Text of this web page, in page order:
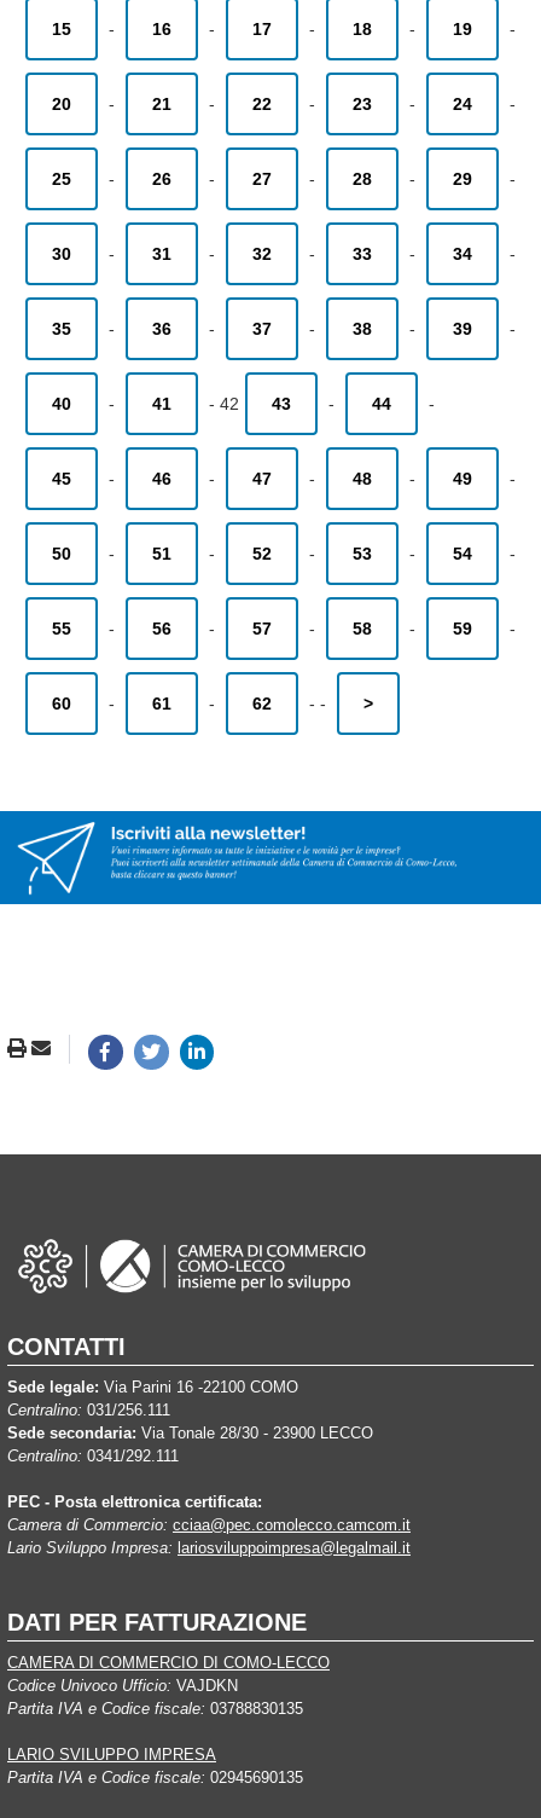
15 - 16 - 17 - 18 - 19 -
20 - 21 - 22 - 23 - 24 -
25 - 26 - 27 - 28 - 29 -
30 - 31 - 32 - 33 - 34 -
35 - 36 - 37 - 38 - 39 -
40 - 41 - 42 43 - 44 -
45 - 46 - 47 - 48 - 49 -
50 - 51 - 52 - 53 - 54 -
55 - 56 - 57 - 58 - 59 -
60 - 61 - 62 - - >
CONTATTI
Sede legale: Via Parini 16 -22100 COMO
Centralino: 031/256.111
Sede secondaria: Via Tonale 28/30 - 23900 LECCO
Centralino: 0341/292.111
PEC - Posta elettronica certificata:
Camera di Commercio: cciaa@pec.comolecco.camcom.it
Lario Sviluppo Impresa: lariosviluppoimpresa@legalmail.it
DATI PER FATTURAZIONE
CAMERA DI COMMERCIO DI COMO-LECCO
Codice Univoco Ufficio: VAJDKN
Partita IVA e Codice fiscale: 03788830135
LARIO SVILUPPO IMPRESA
Partita IVA e Codice fiscale: 02945690135